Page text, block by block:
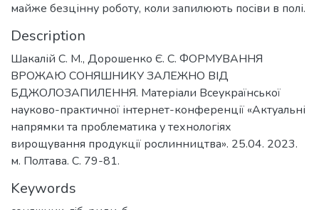
майже безцінну роботу, коли запилюють посіви в полі.
Description
Шакалій С. М., Дорошенко Є. С. ФОРМУВАННЯ
ВРОЖАЮ СОНЯШНИКУ ЗАЛЕЖНО ВІД
БДЖОЛОЗАПИЛЕННЯ. Матеріали Всеукраїнської
науково-практичної інтернет-конференції «Актуальні
напрямки та проблематика у технологіях
вирощування продукції рослинництва». 25.04. 2023.
м. Полтава. С. 79-81.
Keywords